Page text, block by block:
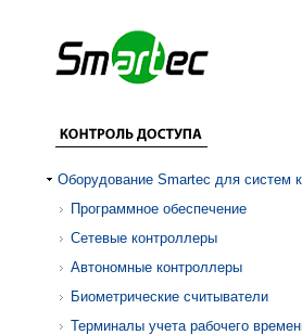
Оборудование Smartec для систем
Программное обеспечение
Сетевые контроллеры
Автономные контроллеры
Биометрические считыватели
Терминалы учета рабочего